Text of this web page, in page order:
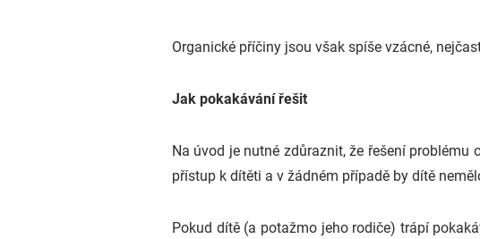
Organické příčiny jsou však spíše vzácné,
Jak pokakávání řešit
Na úvod je nutné zdůraznit, že řešení
přístup k dítěti a v žádném případě by dítě
Pokud dítě (a potažmo jeho rodiče) trápí